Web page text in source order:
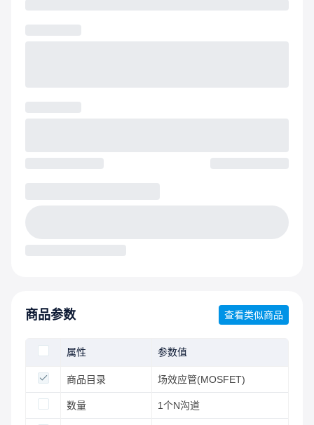
商品参数 查看类似商品
属性 参数值
商品目录 场效应管(MOSFET)
数量 1个N沟道